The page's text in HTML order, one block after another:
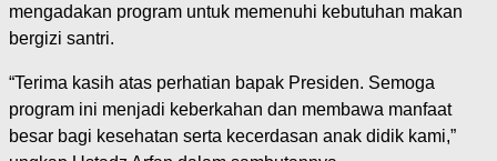
mengadakan program untuk memenuhi kebutuhan makan
bergizi santri.
“Terima kasih atas perhatian bapak Presiden. Semoga
program ini menjadi keberkahan dan membawa manfaat
besar bagi kesehatan serta kecerdasan anak didik kami,”